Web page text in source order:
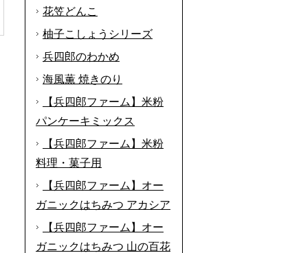
花笠どんこ
柚子こしょうシリーズ
兵四郎のわかめ
海風薫 焼きのり
【兵四郎ファーム】米粉
パンケーキミックス
【兵四郎ファーム】米粉
料理・菓子用
【兵四郎ファーム】オー
ガニックはちみつ アカシア
【兵四郎ファーム】オー
ガニックはちみつ 山の百花